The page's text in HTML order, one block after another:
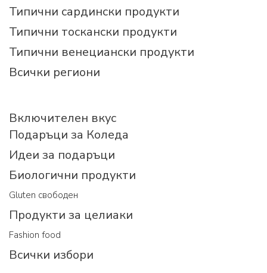
Типични сардински продукти
Типични тоскански продукти
Типични венециански продукти
Всички региони
Включителен вкус
Подаръци за Коледа
Идеи за подаръци
Биологични продукти
Gluten свободен
Продукти за целиаки
Fashion food
Всички избори